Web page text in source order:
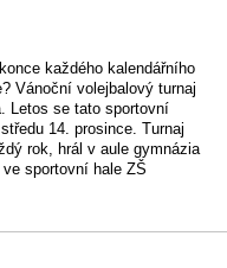
každého kalendářního
Vánoční volejbalový turnaj
Letos se tato sportovní
14. prosince. Turnaj
rok, hrál v aule gymnázia
sportovní hale ZŠ